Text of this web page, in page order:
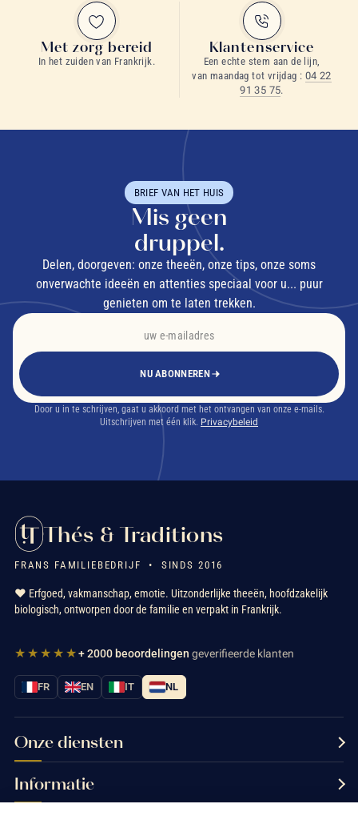
Met zorg bereid
In het zuiden van Frankrijk.
Klantenservice
Een echte stem aan de lijn,
van maandag tot vrijdag : 04 22
91 35 75.
BRIEF VAN HET HUIS
Mis geen
druppel.
Delen, doorgeven: onze theeën, onze tips, onze soms
onverwachte ideeën en attenties speciaal voor u... puur
genieten om te laten trekken.
NU ABONNEREN
Door u in te schrijven, gaat u akkoord met het ontvangen van onze e-mails.
Uitschrijven met één klik. Privacybeleid
Thés & Traditions
FRANS FAMILIEBEDRIJF • SINDS 2016
❤️ Erfgoed, vakmanschap, emotie. Uitzonderlijke theeën, hoofdzakelijk
biologisch, ontworpen door de familie en verpakt in Frankrijk.
★★★★★+ 2000 beoordelingen geverifieerde klanten
FR EN IT NL
Onze diensten
Informatie